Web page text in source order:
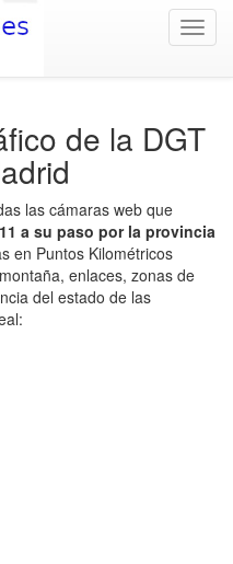
de la DGT
las cámaras web que
a su paso por la provincia
en Puntos Kilométricos
enlaces, zonas de
del estado de las